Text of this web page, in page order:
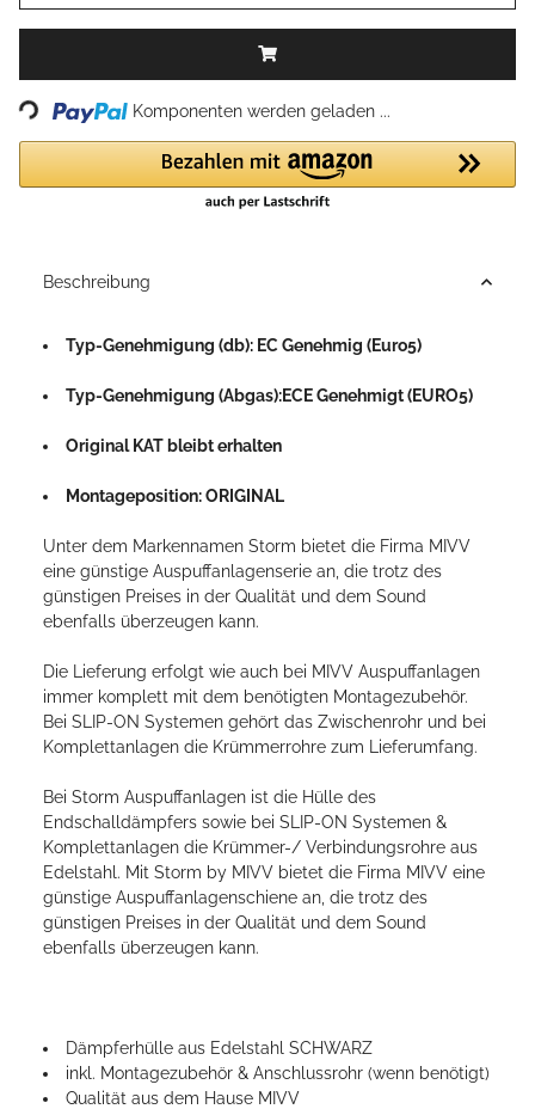
Komponenten werden geladen ...
Beschreibung
Typ-Genehmigung (db): EC Genehmig (Euro5)
Typ-Genehmigung (Abgas):ECE Genehmigt (EURO5)
Original KAT bleibt erhalten
Montageposition: ORIGINAL
Unter dem Markennamen Storm bietet die Firma MIVV
eine günstige Auspuffanlagenserie an, die trotz des
günstigen Preises in der Qualität und dem Sound
ebenfalls überzeugen kann.
Die Lieferung erfolgt wie auch bei MIVV Auspuffanlagen
immer komplett mit dem benötigten Montagezubehör.
Bei SLIP-ON Systemen gehört das Zwischenrohr und bei
Komplettanlagen die Krümmerrohre zum Lieferumfang.
Bei Storm Auspuffanlagen ist die Hülle des
Endschalldämpfers sowie bei SLIP-ON Systemen &
Komplettanlagen die Krümmer-/ Verbindungsrohre aus
Edelstahl. Mit Storm by MIVV bietet die Firma MIVV eine
günstige Auspuffanlagenschiene an, die trotz des
günstigen Preises in der Qualität und dem Sound
ebenfalls überzeugen kann.
Dämpferhülle aus Edelstahl SCHWARZ
inkl. Montagezubehör & Anschlussrohr (wenn benötigt)
Qualität aus dem Hause MIVV